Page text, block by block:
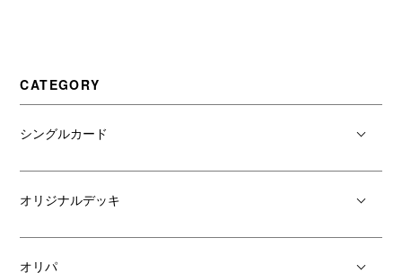
CATEGORY
シングルカード
オリジナルデッキ
オリパ